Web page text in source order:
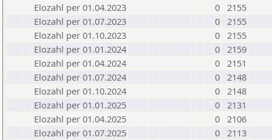
Elozahl per 01.04.2023
0 2155
Elozahl per 01.07.2023
0 2155
Elozahl per 01.10.2023
0 2155
Elozahl per 01.01.2024
0 2159
Elozahl per 01.04.2024
0 2151
Elozahl per 01.07.2024
0 2148
Elozahl per 01.10.2024
0 2148
Elozahl per 01.01.2025
0 2131
Elozahl per 01.04.2025
0 2106
Elozahl per 01.07.2025
0 2113